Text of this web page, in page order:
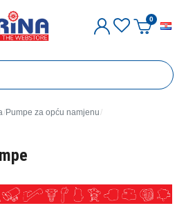
Pumpe za opću namjenu